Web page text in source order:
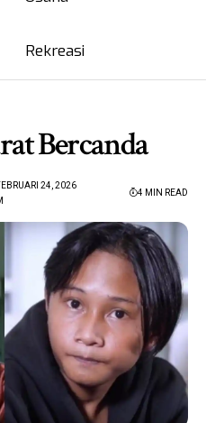
Rekreasi
Bercanda
24, 2026
4 MIN READ